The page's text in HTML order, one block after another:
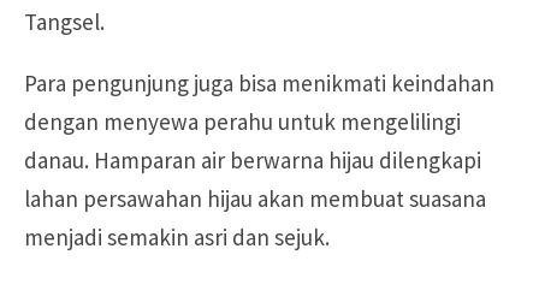
Tangsel.
Para pengunjung juga bisa menikmati keindahan
dengan menyewa perahu untuk mengelilingi
danau. Hamparan air berwarna hijau dilengkapi
lahan persawahan hijau akan membuat suasana
menjadi semakin asri dan sejuk.